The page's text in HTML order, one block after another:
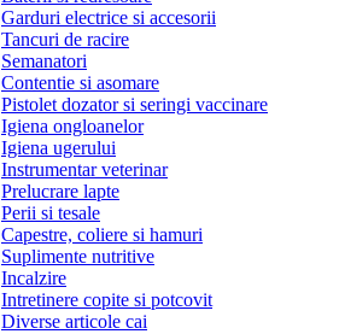
Garduri electrice si accesorii
Tancuri de racire
Semanatori
Contentie si asomare
Pistolet dozator si seringi vaccinare
Igiena ongloanelor
Igiena ugerului
Instrumentar veterinar
Prelucrare lapte
Perii si tesale
Capestre, coliere si hamuri
Suplimente nutritive
Incalzire
Intretinere copite si potcovit
Diverse articole cai